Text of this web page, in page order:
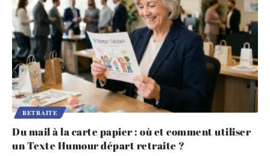
RETRAITE
Du mail à la carte papier : où et comment utiliser
un Texte Humour départ retraite ?